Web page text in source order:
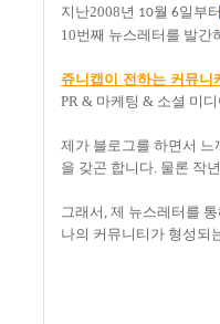
지난2008년 10월 6일부터
10번째 뉴스레터를 발간
쥬니캡이 전하는 커뮤니
PR & 마케팅 & 소셜 미
제가 블로그를 하면서
을 갖곤 합니다. 물론 작
그래서, 제 뉴스레터를
나의 커뮤니티가 형성되